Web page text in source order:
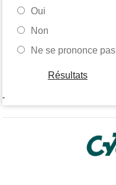
Oui
Non
Ne se prononce pas
Résultats
-